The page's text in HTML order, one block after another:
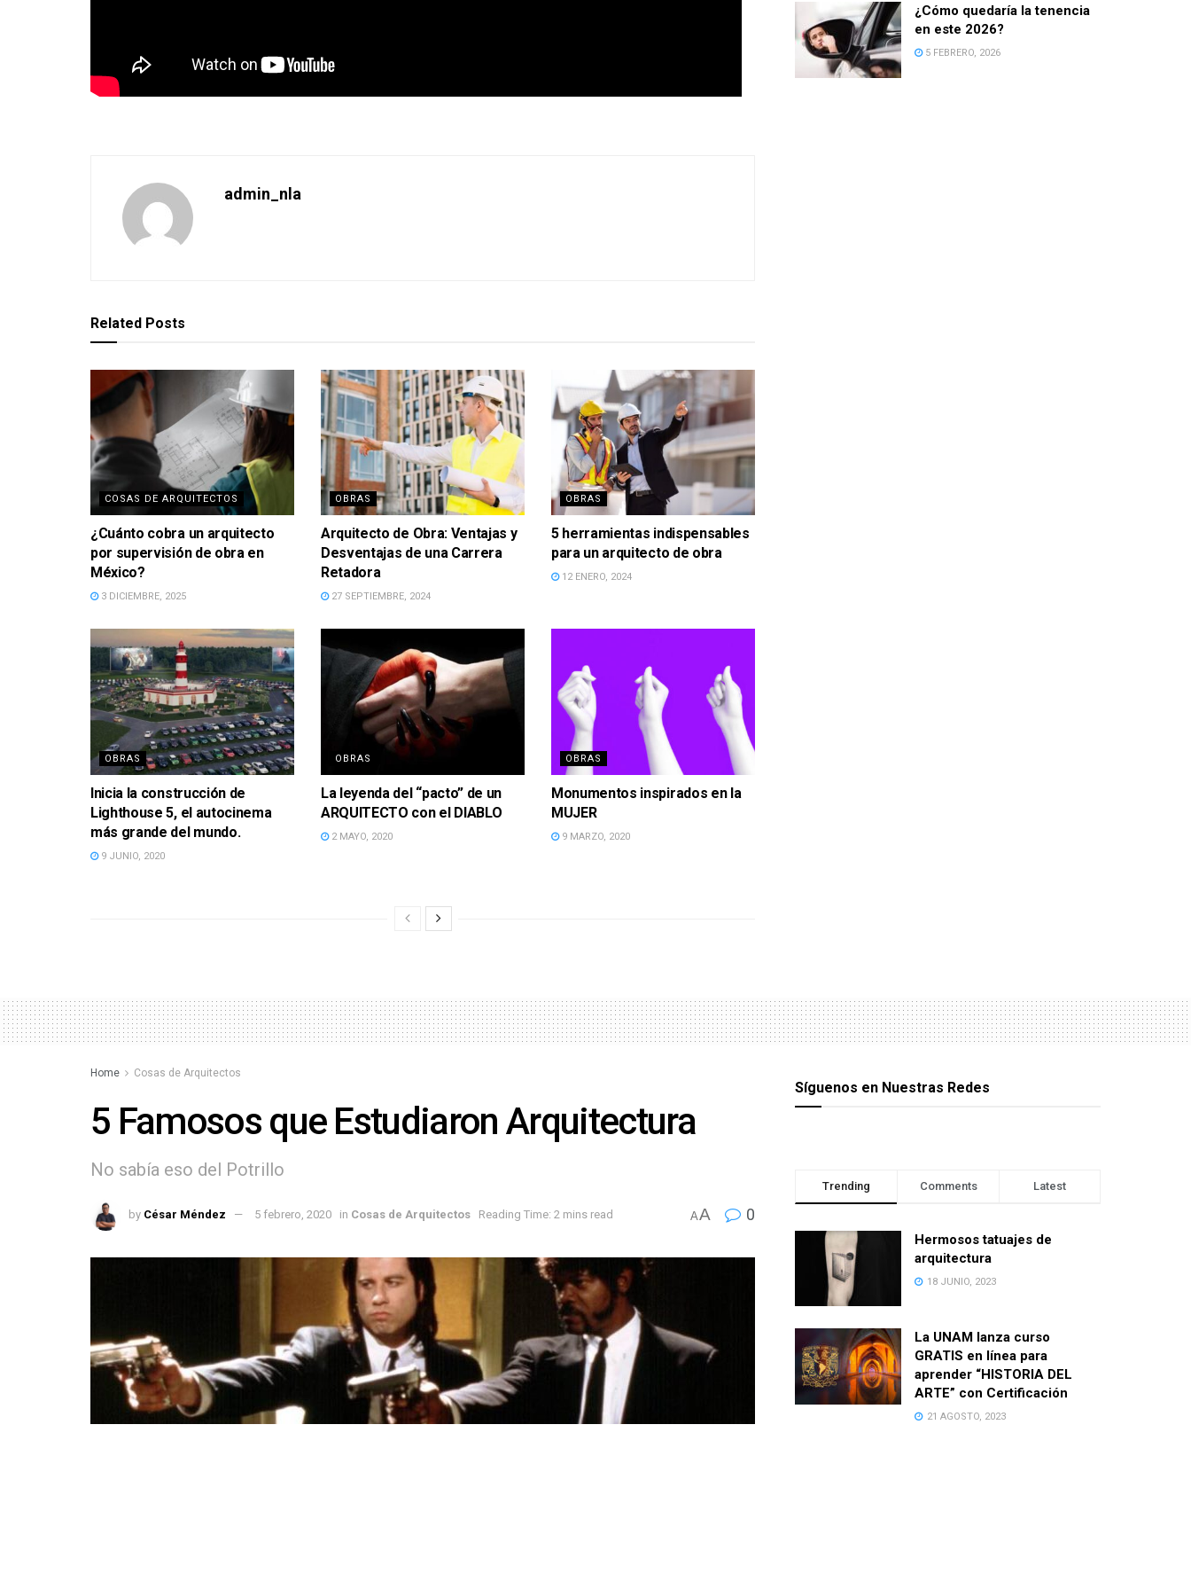
admin_nla
Related Posts
COSAS DE ARQUITECTOS
¿Cuánto cobra un arquitecto
por supervisión de obra en
México?
3 DICIEMBRE, 2025
OBRAS
Arquitecto de Obra: Ventajas y
Desventajas de una Carrera
Retadora
27 SEPTIEMBRE, 2024
OBRAS
5 herramientas indispensables
para un arquitecto de obra
12 ENERO, 2024
OBRAS
Inicia la construcción de
Lighthouse 5, el autocinema
más grande del mundo.
9 JUNIO, 2020
OBRAS
La leyenda del “pacto” de un
ARQUITECTO con el DIABLO
2 MAYO, 2020
OBRAS
Monumentos inspirados en la
MUJER
9 MARZO, 2020
¿Cómo quedaría la tenencia
en este 2026?
5 FEBRERO, 2026
Home Cosas de Arquitectos
5 Famosos que Estudiaron Arquitectura
No sabía eso del Potrillo
by César Méndez 5 febrero, 2020 in Cosas de Arquitectos Reading Time: 2 mins read AA 0
Síguenos en Nuestras Redes
Trending Comments Latest
Hermosos tatuajes de
arquitectura
18 JUNIO, 2023
La UNAM lanza curso
GRATIS en línea para
aprender “HISTORIA DEL
ARTE” con Certificación
21 AGOSTO, 2023